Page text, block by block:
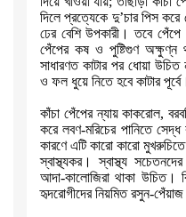
দিলে প্রত্যেকে দু’চার পিস করে
ঢের বেশি উপকারী। তবে পেঁপে
পেঁপের কষ ও পুষ্টিগুণ
সাধারণত কাটার পর ধোয়া উচিত
ও ফল ধুয়ে নিতে হবে কাটার পূর্বে।
কাঁচা পেঁপের ন্যায় কাকরোল,
করে লবণ-মরিচের পানিতে
কারণে এটি কারো কারো মুখরুচিতে
স্বাস্থ্যকর। স্বাস্থ্য
আদা-কালোজিরা থাকা উচিত।
হৃদরোগীদের নিয়মিত রসুন-পেঁয়াজ